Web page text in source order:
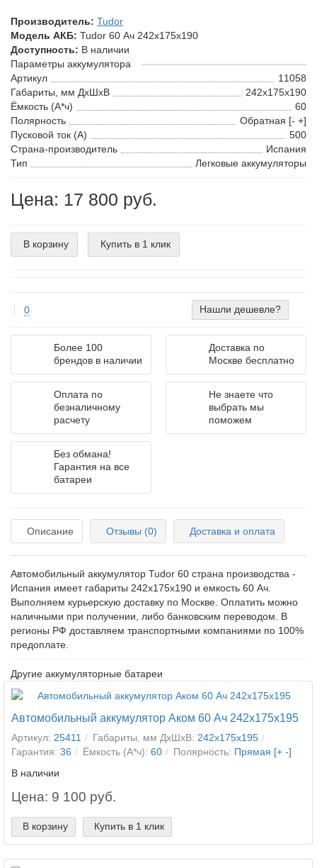
Производитель: Tudor
Модель АКБ: Tudor 60 Ач 242x175x190
Доступность: В наличии
Параметры аккумулятора
Артикул
11058
Габариты, мм ДхШхВ
242x175x190
Ёмкость (А*ч)
60
Полярность
Обратная [- +]
Пусковой ток (А)
500
Страна-производитель
Испания
Тип
Легковые аккумуляторы
Цена: 17 800 руб.
В корзину Купить в 1 клик
0 Нашли дешевле?
Более 100
брендов в наличии
Доставка по
Москве бесплатно
Оплата по
безналичному
расчету
Не знаете что
выбрать мы
поможем
Без обмана!
Гарантия на все
батареи
Описание Отзывы (0) Доставка и оплата
Автомобильный аккумулятор Tudor 60 страна производства -
Испания имеет габариты 242x175x190 и емкость 60 Ач.
Выполняем курьерскую доставку по Москве. Оплатить можно
наличными при получении, либо банковским переводом. В
регионы РФ доставляем транспортными компаниями по 100%
предоплате.
Другие аккумуляторные батареи
Автомобильный аккумулятор Аком 60 Ач 242x175x195
Артикул: 25411 Габариты, мм ДхШхВ: 242x175x195
Гарантия: 36 Ёмкость (А*ч): 60 Полярность: Прямая [+ -]
В наличии
Цена: 9 100 руб.
В корзину Купить в 1 клик